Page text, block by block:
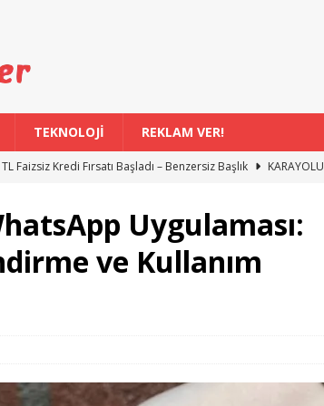
TEKNOLOJİ REKLAM VER!
Faizsiz Kredi Fırsatı Başladı – Benzersiz Başlık
KARAYOLU
Eski Araçlar İçin Uygun Değil
KARAYOLU
Rekor Kırdı
KARAYOLU
Uygulaması:
ve Kullanım